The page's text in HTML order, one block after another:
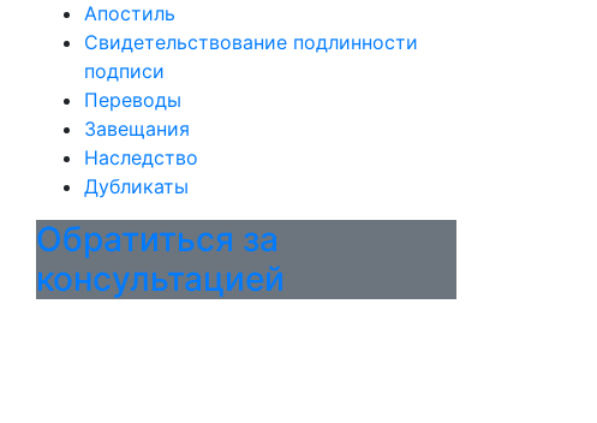
Апостиль
Свидетельствование подлинности
подписи
Переводы
Завещания
Наследство
Дубликаты
Обратиться за
консультацией